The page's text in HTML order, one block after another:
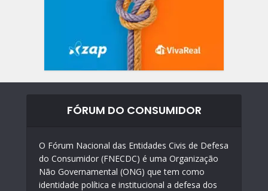
FÓRUM DO CONSUMIDOR
O Fórum Nacional das Entidades Civis de Defesa
do Consumidor (FNECDC) é uma Organização
Não Governamental (ONG) que tem como
identidade política e institucional a defesa dos